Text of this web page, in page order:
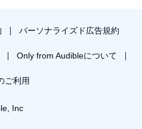
パーソナライズド広告規約
Only from Audibleについて
ご利用
Inc